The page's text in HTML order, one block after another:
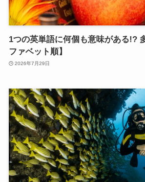
1つの英単語に何個も意味がある!?
ファベット順】
2026年7月29日